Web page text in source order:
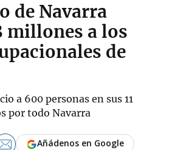
de Navarra
millones a los
de
a 600 personas en sus 11
por todo Navarra
Añádenos en Google